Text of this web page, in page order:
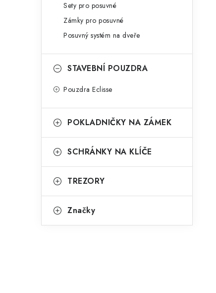
Sety pro posuvné
Zámky pro posuvné
Posuvný systém na dveře
STAVEBNÍ POUZDRA
Pouzdra Eclisse
POKLADNIČKY NA ZÁMEK
SCHRÁNKY NA KLÍČE
TREZORY
Značky